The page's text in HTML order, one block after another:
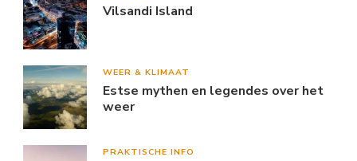
Vilsandi Island
WEER & KLIMAAT
Estse mythen en legendes over het
weer
PRAKTISCHE INFO